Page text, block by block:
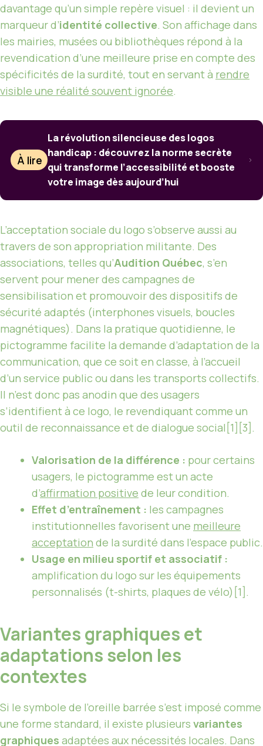
davantage qu’un simple repère visuel : il devient un
marqueur d’identité collective. Son affichage dans
les mairies, musées ou bibliothèques répond à la
revendication d’une meilleure prise en compte des
spécificités de la surdité, tout en servant à rendre
visible une réalité souvent ignorée.
À lire
La révolution silencieuse des logos
handicap : découvrez la norme secrète
qui transforme l’accessibilité et booste
votre image dès aujourd’hui
L’acceptation sociale du logo s’observe aussi au
travers de son appropriation militante. Des
associations, telles qu’Audition Québec, s’en
servent pour mener des campagnes de
sensibilisation et promouvoir des dispositifs de
sécurité adaptés (interphones visuels, boucles
magnétiques). Dans la pratique quotidienne, le
pictogramme facilite la demande d’adaptation de la
communication, que ce soit en classe, à l’accueil
d’un service public ou dans les transports collectifs.
Il n’est donc pas anodin que des usagers
s’identifient à ce logo, le revendiquant comme un
outil de reconnaissance et de dialogue social[1][3].
Valorisation de la différence : pour certains
usagers, le pictogramme est un acte
d’affirmation positive de leur condition.
Effet d’entraînement : les campagnes
institutionnelles favorisent une meilleure
acceptation de la surdité dans l’espace public.
Usage en milieu sportif et associatif :
amplification du logo sur les équipements
personnalisés (t-shirts, plaques de vélo)[1].
Variantes graphiques et
adaptations selon les
contextes
Si le symbole de l’oreille barrée s’est imposé comme
une forme standard, il existe plusieurs variantes
graphiques adaptées aux nécessités locales. Dans